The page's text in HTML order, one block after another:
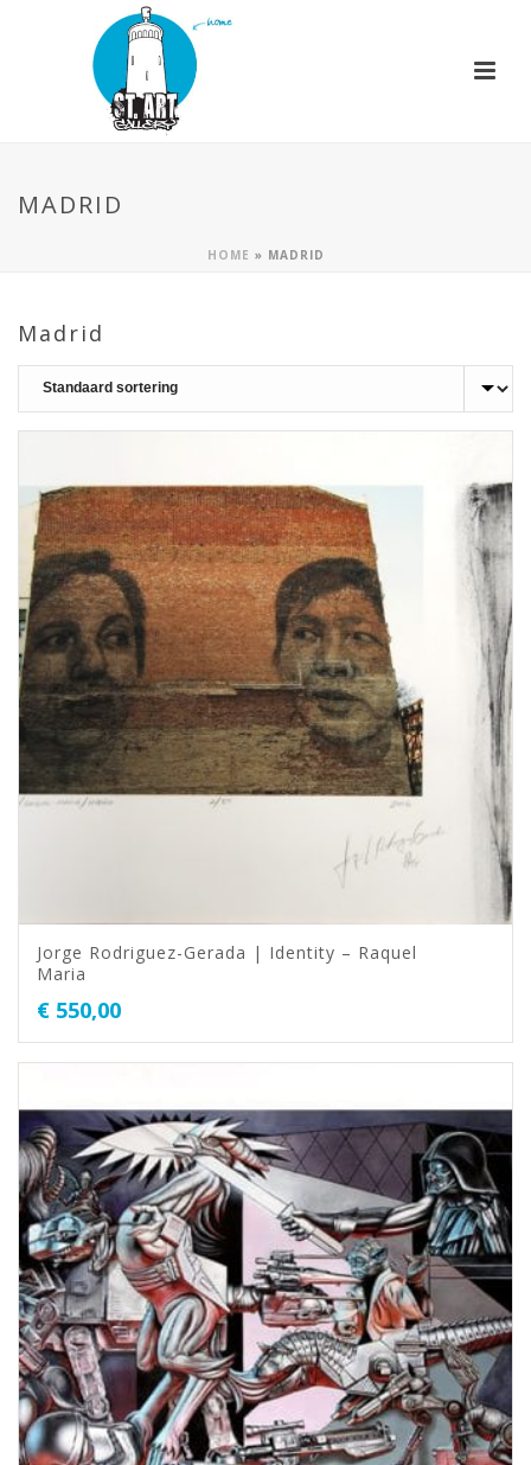
MADRID
HOME » MADRID
Madrid
Jorge Rodriguez-Gerada | Identity – Raquel
Maria
€ 550,00